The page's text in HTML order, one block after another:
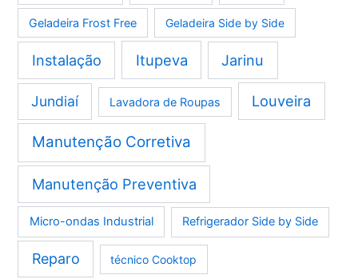
Geladeira Frost Free Geladeira Side by Side
Instalação Itupeva Jarinu
Jundiaí Lavadora de Roupas Louveira
Manutenção Corretiva
Manutenção Preventiva
Micro-ondas Industrial Refrigerador Side by Side
Reparo técnico Cooktop